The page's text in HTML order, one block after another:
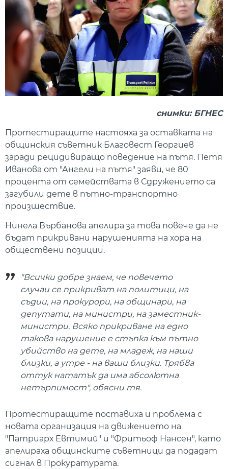
снимки: БГНЕС
Протестиращите настояха за оставката на
общинския съветник Благовест Георгиев
заради рецидивиращо поведение на пътя. Петя
Иванова от "Ангели на пътя" заяви, че 80
процента от семействата в Сдружението са
загубили дете в пътно-транспортно
произшествие.
Нинела Върбанова апелира за това повече да не
бъдат прикривани нарушенията на хора на
обществени позиции.
"Всички добре знаем, че повечето
случаи се прикриват на политици, на
съдии, на прокурори, на общинари, на
депутати, на министри, на заместник-
министри. Всяко прикриване на едно
такова нарушение е стъпка към пътно
убийство на дете, на младеж, на наши
близки, а утре - на ваши близки. Трябва
оттук нататък да има абсолютна
нетърпимост", обясни тя.
Протестиращите поставиха и проблема с
новата организация на движението на
"Патриарх Евтимий" и "Фритьоф Нансен", като
апелираха общинските съветници да подадат
сигнал в Прокуратурата.